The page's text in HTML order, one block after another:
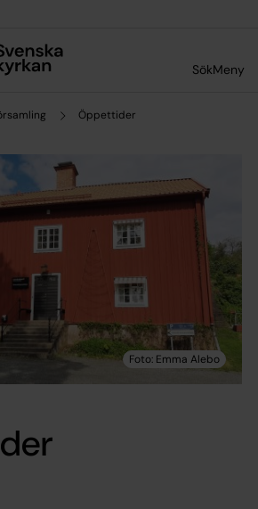
SökMeny
Öppettider